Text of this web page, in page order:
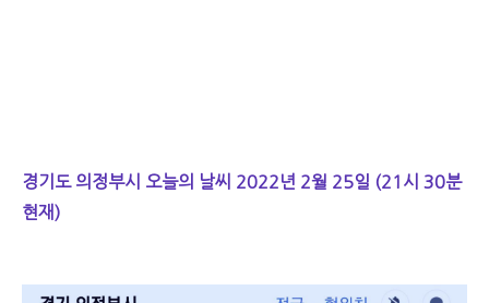
경기도 의정부시 오늘의 날씨 2022년 2월 25일 (21시 30분
현재)